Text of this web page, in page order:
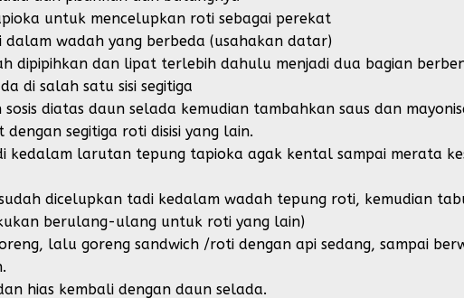
untuk mencelupkan roti sebagai perekat
dalam wadah yang berbeda (usahakan datar)
dipipihkan dan lipat terlebih dahulu menjadi dua bagian
di salah satu sisi segitiga
diatas daun selada kemudian tambahkan saus dan
segitiga roti disisi yang lain.
kedalam larutan tepung tapioka agak kental sampai merata
dicelupkan tadi kedalam wadah tepung roti, kemudian
berulang-ulang untuk roti yang lain)
lalu goreng sandwich /roti dengan api sedang, sampai
hias kembali dengan daun selada.